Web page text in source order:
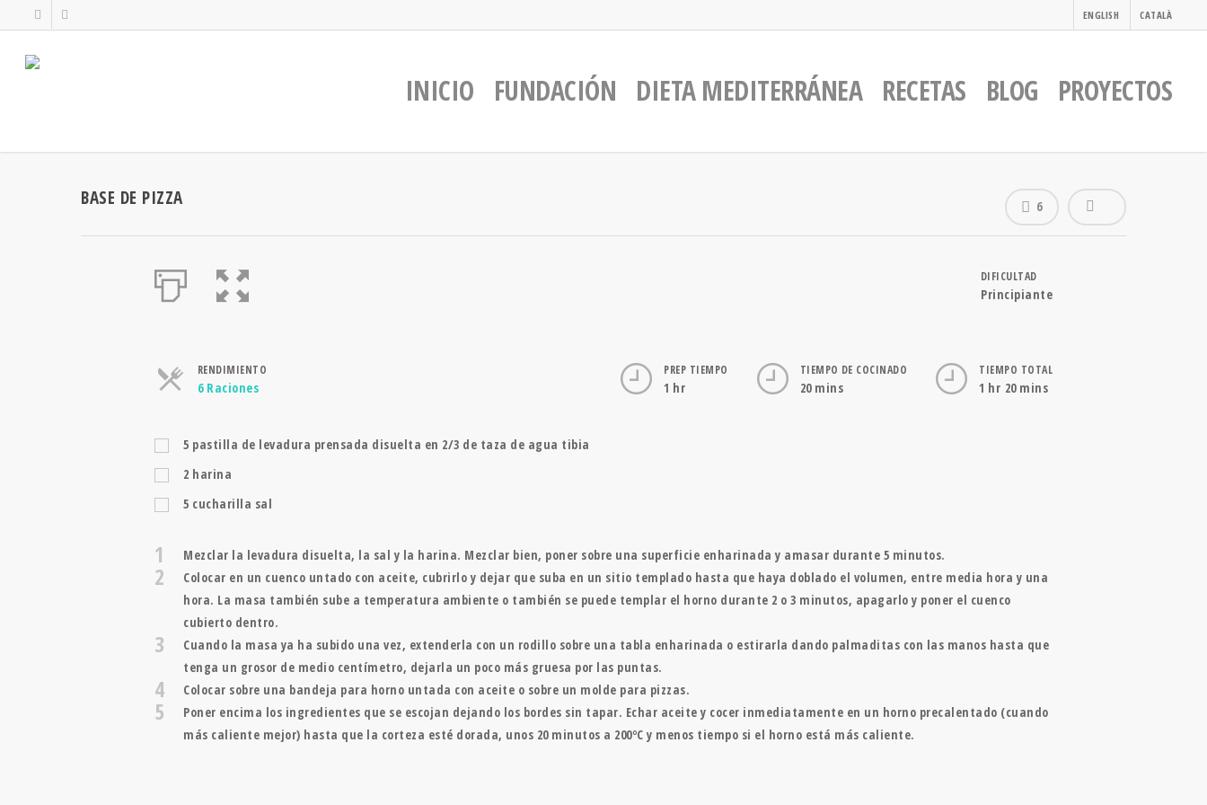
ENGLISH CATALÀ
INICIO FUNDACIÓN DIETA MEDITERRÁNEA RECETAS BLOG PROYECTOS
BASE DE PIZZA 6
DIFICULTAD
Principiante
RENDIMIENTO
6 RacionesRaciones
PREP TIEMPO
1 hr
TIEMPO DE COCINADO
20 mins
TIEMPO TOTAL
1 hr 20 mins
5 pastilla de levadura prensada disuelta en 2/3 de taza de agua tibia
2 harina
5 cucharilla sal
1 Mezclar la levadura disuelta, la sal y la harina. Mezclar bien, poner sobre una superficie enharinada y amasar durante 5 minutos.
2
Colocar en un cuenco untado con aceite, cubrirlo y dejar que suba en un sitio templado hasta que haya doblado el volumen, entre media hora y una
hora. La masa también sube a temperatura ambiente o también se puede templar el horno durante 2 o 3 minutos, apagarlo y poner el cuenco
cubierto dentro.
3
Cuando la masa ya ha subido una vez, extenderla con un rodillo sobre una tabla enharinada o estirarla dando palmaditas con las manos hasta que
tenga un grosor de medio centímetro, dejarla un poco más gruesa por las puntas.
4 Colocar sobre una bandeja para horno untada con aceite o sobre un molde para pizzas.
5
Poner encima los ingredientes que se escojan dejando los bordes sin tapar. Echar aceite y cocer inmediatamente en un horno precalentado (cuando
más caliente mejor) hasta que la corteza esté dorada, unos 20 minutos a 200ºC y menos tiempo si el horno está más caliente.